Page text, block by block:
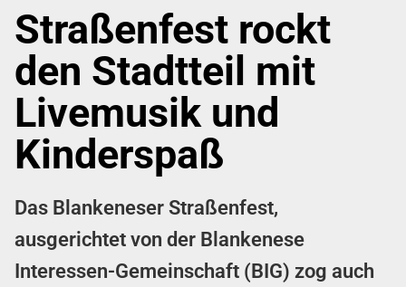
Straßenfest rockt
den Stadtteil mit
Livemusik und
Kinderspaß
Das Blankeneser Straßenfest,
ausgerichtet von der Blankenese
Interessen-Gemeinschaft (BIG) zog auch